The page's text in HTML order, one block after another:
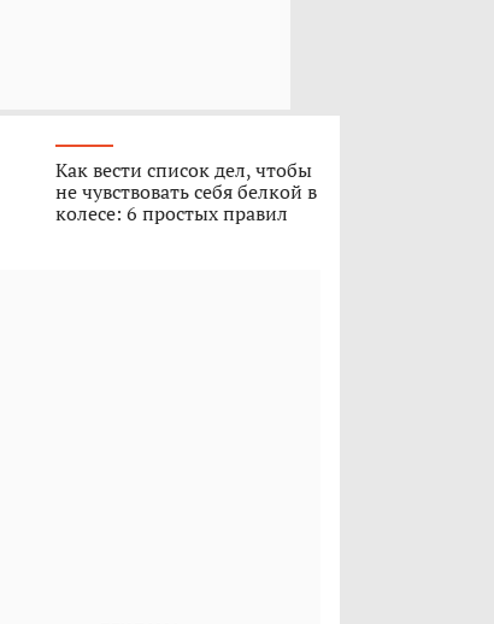
Как вести список дел, чтобы
не чувствовать себя белкой в
колесе: 6 простых правил